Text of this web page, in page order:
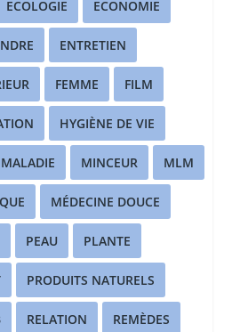
ECOLOGIE ECONOMIE
ENTRETIEN
FEMME FILM
HYGIÈNE DE VIE
MALADIE MINCEUR MLM
MÉDECINE DOUCE
PEAU PLANTE
PRODUITS NATURELS
RELATION REMÈDES